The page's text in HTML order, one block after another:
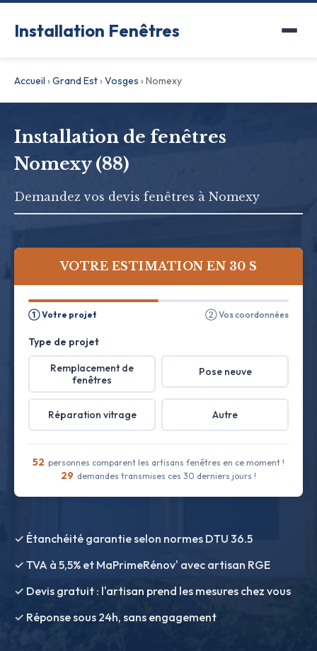
Installation Fenêtres
Accueil ›Grand Est›Vosges ›Nomexy
Installation de fenêtres
Nomexy (88)
Demandez vos devis fenêtres à Nomexy
VOTRE ESTIMATION EN 30 S
① Votre projet ② Vos coordonnées
Type de projet
Remplacement de
fenêtres
Pose neuve
Réparation vitrage Autre
52 personnes comparent les artisans fenêtres en ce moment !
29 demandes transmises ces 30 derniers jours !
✓ Étanchéité garantie selon normes DTU 36.5
✓ TVA à 5,5% et MaPrimeRénov' avec artisan RGE
✓ Devis gratuit : l'artisan prend les mesures chez vous
✓ Réponse sous 24h, sans engagement